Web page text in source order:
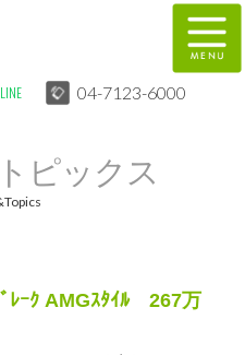
LINE 04-7123-6000
特別作業
ピックス
ﾚｰｸ AMGｽﾀｲﾙ 267万